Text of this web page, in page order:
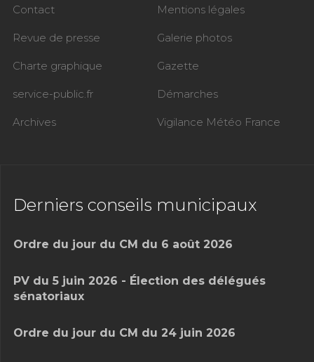
Contact Mentions légales
Revue de presse Galerie photos
Charte graphique Gazette
service-public.fr Démarches
Archives Vigilance Météo France
Derniers conseils municipaux
Ordre du jour du CM du 6 août 2026
PV du 5 juin 2026 - Élection des délégués
sénatoriaux
Ordre du jour du CM du 24 juin 2026